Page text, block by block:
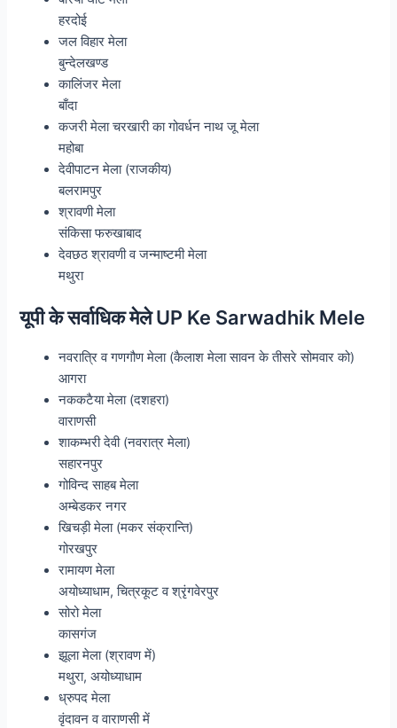
हरदोई
जल विहार मेला
बुन्देलखण्ड
कालिंजर मेला
बाँदा
कजरी मेला चरखारी का गोवर्धन नाथ जू मेला
महोबा
देवीपाटन मेला (राजकीय)
बलरामपुर
श्रावणी मेला
संकिसा फरुखाबाद
देवछठ श्रावणी व जन्माष्टमी मेला
मथुरा
यूपी के सर्वाधिक मेले UP Ke Sarwadhik Mele
नवरात्रि व गणगौण मेला (कैलाश मेला सावन के तीसरे सोमवार को)
आगरा
नककटैया मेला (दशहरा)
वाराणसी
शाकम्भरी देवी (नवरात्र मेला)
सहारनपुर
गोविन्द साहब मेला
अम्बेडकर नगर
खिचड़ी मेला (मकर संक्रान्ति)
गोरखपुर
रामायण मेला
अयोध्याधाम, चित्रकूट व श्रृंगवेरपुर
सोरो मेला
कासगंज
झूला मेला (श्रावण में)
मथुरा, अयोध्याधाम
ध्रुपद मेला
वृंदावन व वाराणसी में